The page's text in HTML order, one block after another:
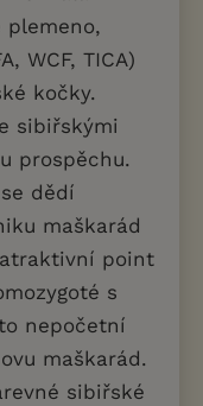
plemeno,
WCF, TICA)
kočky.
sibiřskými
prospěchu.
dědí
maškarád
point
s
nepočetní
maškarád.
sibiřské